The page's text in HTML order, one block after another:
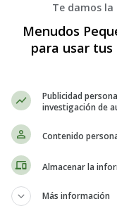
a las vegetarianas
vitamínico
beber
madres que
de la mejor manera
de agua y bebe
Te damos la
Menudos
para usar
Publicidad
investigación de
Contenido
Almacenar la
Más información